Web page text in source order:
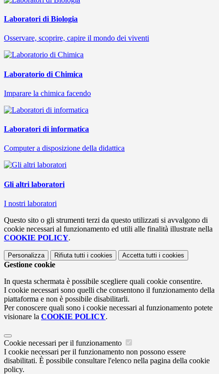
Laboratori di Biologia
Osservare, scoprire, capire il mondo dei viventi
Laboratorio di Chimica
Imparare la chimica facendo
Laboratori di informatica
Computer a disposizione della didattica
Gli altri laboratori
I nostri laboratori
Questo sito o gli strumenti terzi da questo utilizzati si avvalgono di
cookie necessari al funzionamento ed utili alle finalità illustrate nella
COOKIE POLICY.
Personalizza Rifiuta tutti i cookies Accetta tutti i cookies
Gestione cookie
In questa schermata è possibile scegliere quali cookie consentire.
I cookie necessari sono quelli che consentono il funzionamento della
piattaforma e non è possibile disabilitarli.
Per conoscere quali sono i cookie necessari al funzionamento potete
visionare la COOKIE POLICY.
Cookie necessari per il funzionamento
I cookie necessari per il funzionamento non possono essere
disabilitati. È possibile consultare l'elenco nella pagina della cookie
policy.